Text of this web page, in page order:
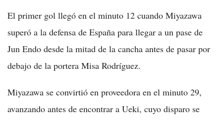
El primer gol llegó en el minuto 12 cuando Miyazawa
superó a la defensa de España para llegar a un pase de
Jun Endo desde la mitad de la cancha antes de pasar por
debajo de la portera Misa Rodríguez.
Miyazawa se convirtió en proveedora en el minuto 29,
avanzando antes de encontrar a Ueki, cuyo disparo se